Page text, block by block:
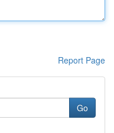
Report Page
Go